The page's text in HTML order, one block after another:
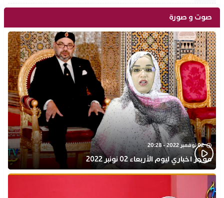
صوت و صورة
02 نوفمبر 2022 - 20:28
موجز اخباري ليوم الأربعاء 02 نونبر 2022